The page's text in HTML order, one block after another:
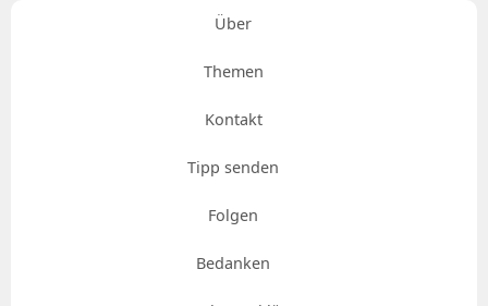
Über
Themen
Kontakt
Tipp senden
Folgen
Bedanken